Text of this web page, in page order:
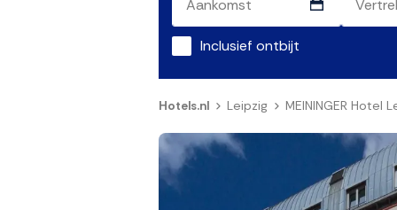
Inclusief ontbijt
Hotels.nl Leipzig MEININGER Hotel